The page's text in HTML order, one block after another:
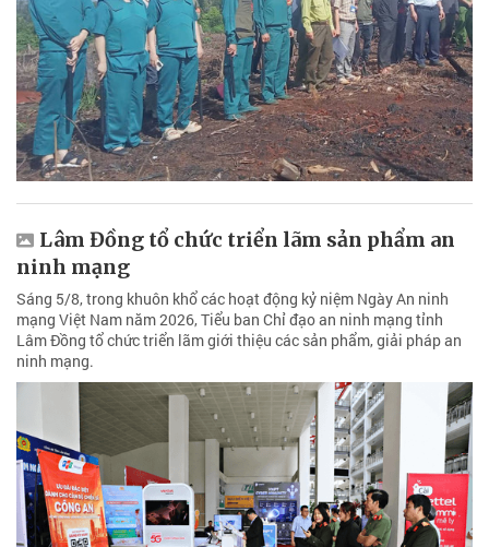
Lâm Đồng tổ chức triển lãm sản phẩm an
ninh mạng
Sáng 5/8, trong khuôn khổ các hoạt động kỷ niệm Ngày An ninh
mạng Việt Nam năm 2026, Tiểu ban Chỉ đạo an ninh mạng tỉnh
Lâm Đồng tổ chức triển lãm giới thiệu các sản phẩm, giải pháp an
ninh mạng.